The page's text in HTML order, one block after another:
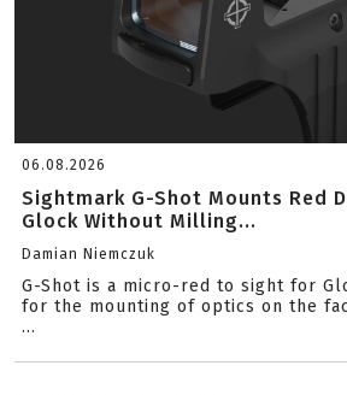
06.08.2026
Sightmark G-Shot Mounts Red
Glock Without Milling...
Damian Niemczuk
G-Shot is a micro-red to sight for
for the mounting of optics on the
...